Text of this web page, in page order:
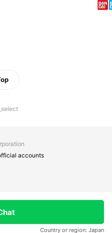
accounts
Country or region: Japan